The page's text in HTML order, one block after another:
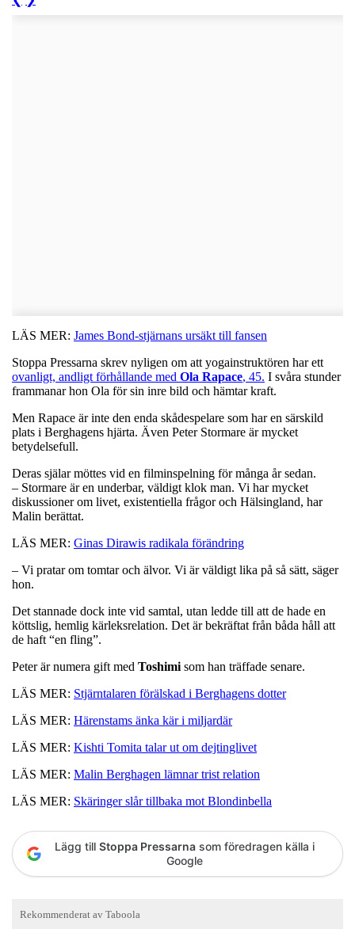
LÄS MER: James Bond-stjärnans ursäkt till fansen
Stoppa Pressarna skrev nyligen om att yogainstruktören har ett
ovanligt, andligt förhållande med Ola Rapace, 45. I svåra stunder
frammanar hon Ola för sin inre bild och hämtar kraft.
Men Rapace är inte den enda skådespelare som har en särskild
plats i Berghagens hjärta. Även Peter Stormare är mycket
betydelsefull.
Deras själar möttes vid en filminspelning för många år sedan.
– Stormare är en underbar, väldigt klok man. Vi har mycket
diskussioner om livet, existentiella frågor och Hälsingland, har
Malin berättat.
LÄS MER: Ginas Dirawis radikala förändring
– Vi pratar om tomtar och älvor. Vi är väldigt lika på så sätt, säger
hon.
Det stannade dock inte vid samtal, utan ledde till att de hade en
köttslig, hemlig kärleksrelation. Det är bekräftat från båda håll att
de haft “en fling”.
Peter är numera gift med Toshimi som han träffade senare.
LÄS MER: Stjärntalaren förälskad i Berghagens dotter
LÄS MER: Härenstams änka kär i miljardär
LÄS MER: Kishti Tomita talar ut om dejtinglivet
LÄS MER: Malin Berghagen lämnar trist relation
LÄS MER: Skäringer slår tillbaka mot Blondinbella
Lägg till Stoppa Pressarna som föredragen källa i
Google